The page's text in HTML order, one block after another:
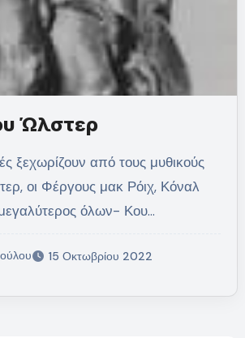
Ώλστερ
οι Φέργους μακ Ρόιχ, Κόναλ
όλων- Κου…
15 Οκτωβρίου 2022